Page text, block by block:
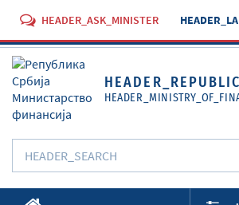
HEADER_ASK_MINISTER
O Министарству